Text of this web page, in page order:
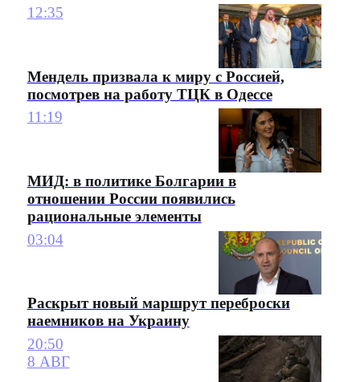
12:35
Мендель призвала к миру с Россией,
посмотрев на работу ТЦК в Одессе
11:19
МИД: в политике Болгарии в
отношении России появились
рациональные элементы
03:04
Раскрыт новый маршрут переброски
наемников на Украину
20:50
8 АВГ